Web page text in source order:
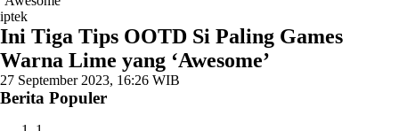
iptek
Ini Tiga Tips OOTD Si Paling Games
Warna Lime yang ‘Awesome’
27 September 2023, 16:26 WIB
Berita Populer